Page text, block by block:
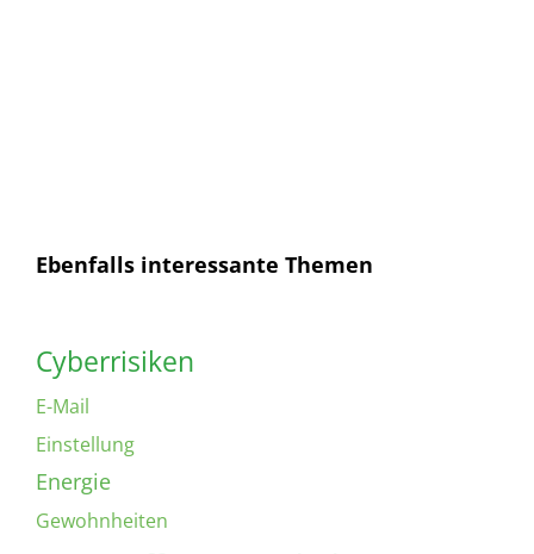
Ebenfalls interessante Themen
Cyberrisiken
E-Mail
Einstellung
Energie
Gewohnheiten